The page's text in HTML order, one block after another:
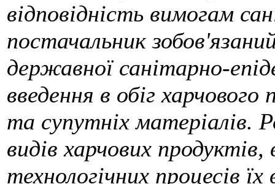
відповідність вимогам
постачальник
державної санітарно-
введення в обіг
та супутніх матеріалів.
видів харчових
технологічних процесів